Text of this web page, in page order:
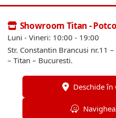
Showroom Titan -
Luni - Vineri: 10:00 - 19:00
Str. Constantin Brancusi nr.11
– Titan – Bucuresti.
Deschide în